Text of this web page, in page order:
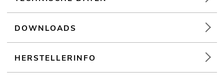
DOWNLOADS
HERSTELLERINFO